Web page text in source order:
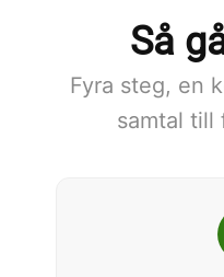
Så
Fyra steg, en
samtal till